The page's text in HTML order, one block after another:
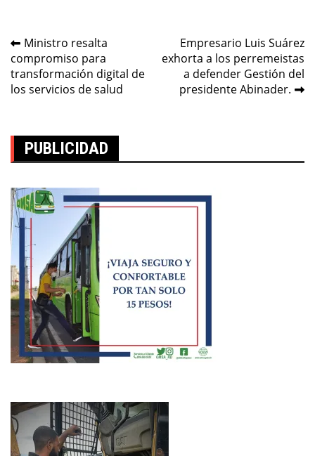
Navegación
de
entradas
Ministro resalta
compromiso para
transformación digital de
los servicios de salud
Empresario Luis Suárez
exhorta a los perremeistas
a defender Gestión del
presidente Abinader.
PUBLICIDAD